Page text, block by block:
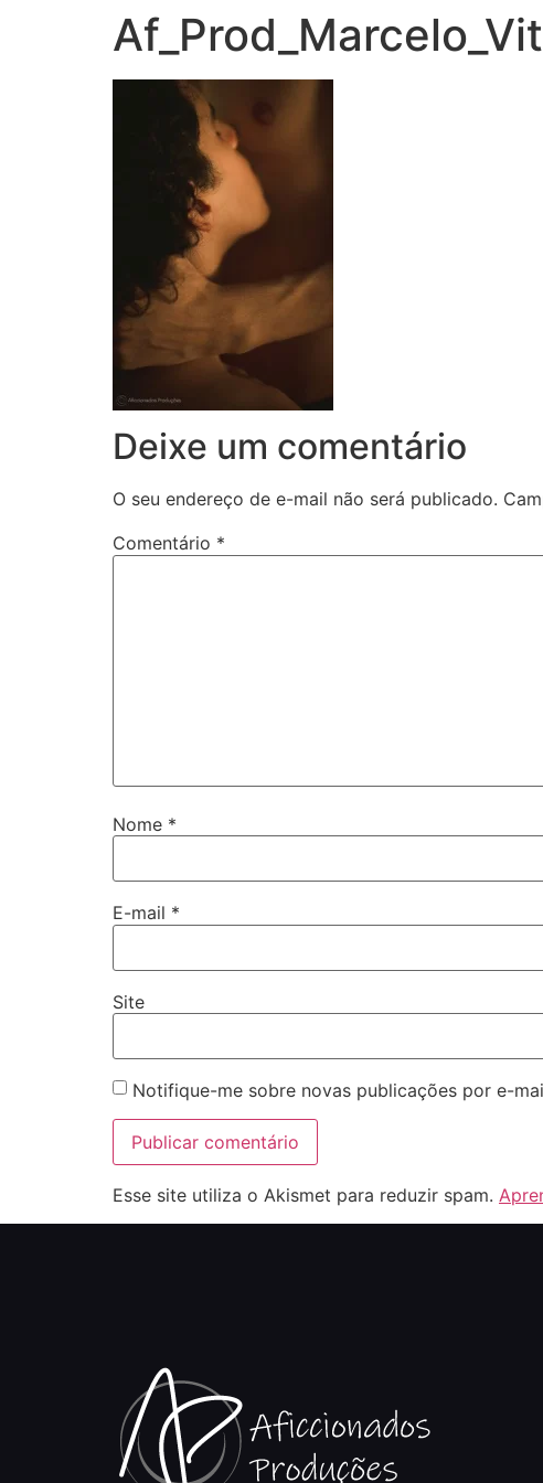
Deixe um comentário
O seu endereço de e-mail não será publicado.
Comentário *
Nome *
E-mail *
Site
Notifique-me sobre novas publicações por e-
Esse site utiliza o Akismet para reduzir spam.